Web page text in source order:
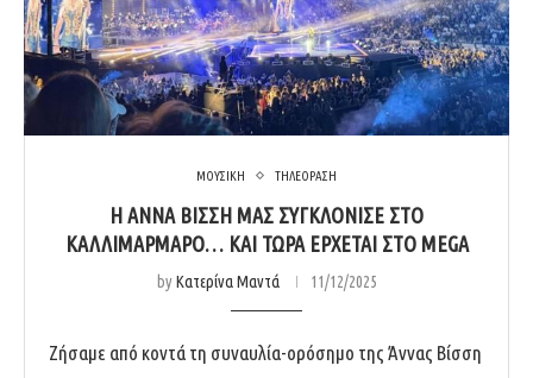
ΜΟΥΣΙΚΗ ΤΗΛΕΟΡΑΣΗ
Η ΆΝΝΑ ΒΊΣΣΗ ΜΆΣ ΣΥΓΚΛΌΝΙΣΕ ΣΤΟ
ΚΑΛΛΙΜΆΡΜΑΡΟ… ΚΑΙ ΤΏΡΑ ΈΡΧΕΤΑΙ ΣΤΟ MEGA
byΚατερίνα Μαντά 11/12/2025
Ζήσαμε από κοντά τη συναυλία-ορόσημο της Άννας Βίσση